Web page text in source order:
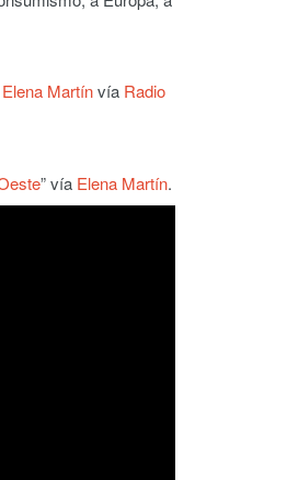
Elena Martínvía Radio
” vía Elena Martín.